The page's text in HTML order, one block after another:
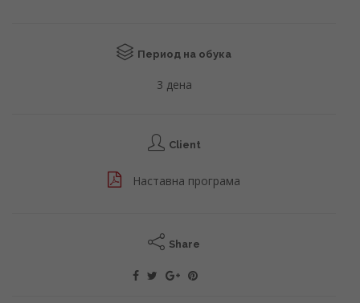
Период на обука
3 дена
Client
Наставна програма
Share